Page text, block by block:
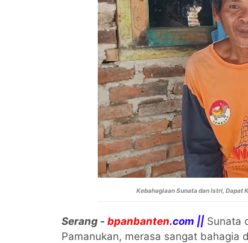
Kebahagiaan Sunata dan Istri, Dapat
Serang - bpanbanten.com || Sunata
Pamanukan, merasa sangat bahagia